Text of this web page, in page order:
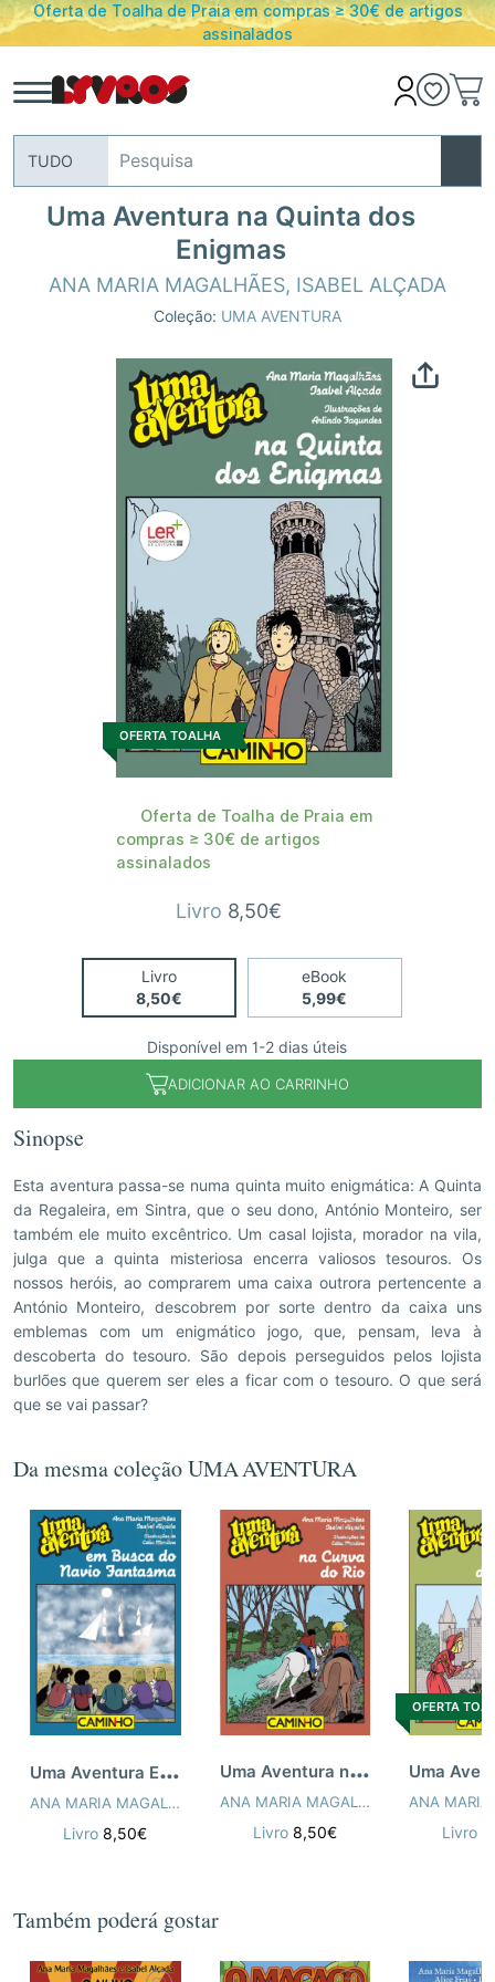
Oferta de Toalha de Praia em compras ≥ 30€ de artigos
assinalados
TUDO
Uma Aventura na Quinta dos
Enigmas
ANA MARIA MAGALHÃES, ISABEL ALÇADA
Coleção: UMA AVENTURA
OFERTA TOALHA
Oferta de Toalha de Praia em
compras ≥ 30€ de artigos
assinalados
Livro 8,50€
Livro
8,50€
eBook
5,99€
Disponível em 1-2 dias úteis
ADICIONAR AO CARRINHO
Sinopse
Esta aventura passa-se numa quinta muito enigmática: A Quinta
da Regaleira, em Sintra, que o seu dono, António Monteiro, ser
também ele muito excêntrico. Um casal lojista, morador na vila,
julga que a quinta misteriosa encerra valiosos tesouros. Os
nossos heróis, ao comprarem uma caixa outrora pertencente a
António Monteiro, descobrem por sorte dentro da caixa uns
emblemas com um enigmático jogo, que, pensam, leva à
descoberta do tesouro. São depois perseguidos pelos lojista
burlões que querem ser eles a ficar com o tesouro. O que será
que se vai passar?
Da mesma coleção UMA AVENTURA
U
ma Aventura Em Busca do Navio Fantasma
ANA MARIA MAGALHÃES ISABEL ALÇADA,CÁTIA MARILINE
Livro8,50€
U
ma Aventura na Curva do Rio
ANA MARIA MAGALHÃES
ISABEL
Livro 8,50€
OFERTA
Livro
Também poderá gostar